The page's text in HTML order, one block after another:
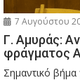
7 Αυγούστου
Γ. Αμυράς:
φράγματος
Σημαντικό βήμα